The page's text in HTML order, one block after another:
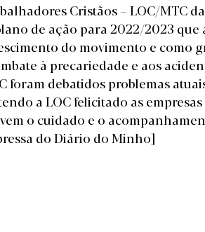
Cristãos – LOC/MTC da
de ação para 2022/2023 que
do movimento e como
à precariedade e aos
foram debatidos problemas
a LOC felicitado as empresas
o cuidado e o
do Diário do Minho]